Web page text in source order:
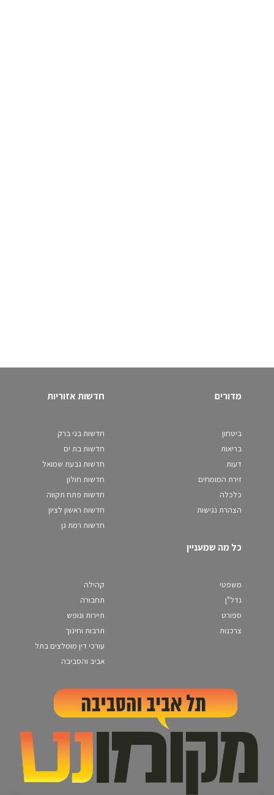
מדורים
ביטחון
בריאות
דעות
זירת המומחים
כלכלה
הצהרת נגישות
חדשות אזוריות
חדשות בני ברק
חדשות בת ים
חדשות גבעת שמואל
חדשות חולון
חדשות פתח תקווה
חדשות ראשון לציון
חדשות רמת גן
כל מה שמעניין
משפטי
נדל"ן
ספורט
צרכנות
קהילה
תחבורה
תיירות ונופש
תרבות וחינוך
עורכי דין מומלצים בתל
אביב והסביבה